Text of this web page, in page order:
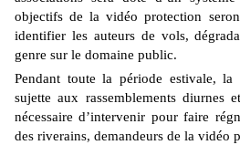
objectifs de la vidéo protection
identifier les auteurs de vols,
genre sur le domaine public.
Pendant toute la période estivale, la
sujette aux rassemblements diurnes
nécessaire d’intervenir pour faire
des riverains, demandeurs de la vidéo